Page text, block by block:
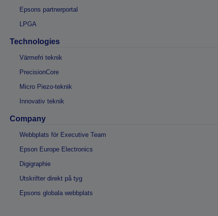
Epsons partnerportal
LPGA
Technologies
Värmefri teknik
PrecisionCore
Micro Piezo-teknik
Innovativ teknik
Company
Webbplats för Executive Team
Epson Europe Electronics
Digigraphie
Utskrifter direkt på tyg
Epsons globala webbplats